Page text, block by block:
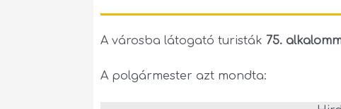
A városba látogató turisták 75.
A polgármester azt mondta: